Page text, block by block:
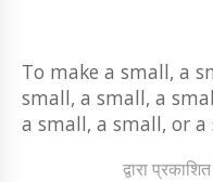
To make a small, a
small, a small, a
a small, a small, or
द्वारा